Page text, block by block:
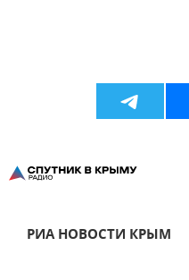
РИА НОВОСТИ КРЫМ